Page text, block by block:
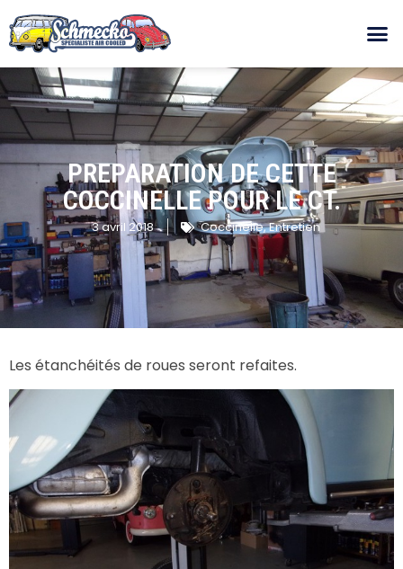
PREPARATION DE CETTE
COCCINELLE POUR LE CT.
3 avril 2018 Coccinelle,Entretien
Les étanchéités de roues seront refaites.